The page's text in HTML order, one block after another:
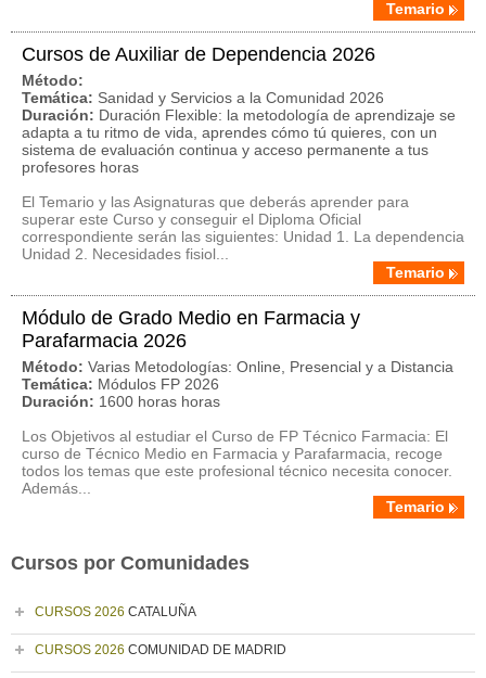
Temario
Cursos de Auxiliar de Dependencia 2026
Método:
Temática: Sanidad y Servicios a la Comunidad 2026
Duración: Duración Flexible: la metodología de aprendizaje se
adapta a tu ritmo de vida, aprendes cómo tú quieres, con un
sistema de evaluación continua y acceso permanente a tus
profesores horas
El Temario y las Asignaturas que deberás aprender para
superar este Curso y conseguir el Diploma Oficial
correspondiente serán las siguientes: Unidad 1. La dependencia
Unidad 2. Necesidades fisiol...
Temario
Módulo de Grado Medio en Farmacia y
Parafarmacia 2026
Método: Varias Metodologías: Online, Presencial y a Distancia
Temática: Módulos FP 2026
Duración: 1600 horas horas
Los Objetivos al estudiar el Curso de FP Técnico Farmacia: El
curso de Técnico Medio en Farmacia y Parafarmacia, recoge
todos los temas que este profesional técnico necesita conocer.
Además...
Temario
Cursos por Comunidades
CURSOS 2026 CATALUÑA
CURSOS 2026 COMUNIDAD DE MADRID